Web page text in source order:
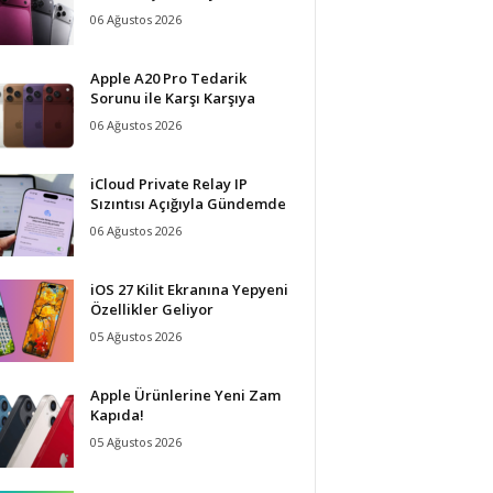
06 Ağustos 2026
Apple A20 Pro Tedarik
Sorunu ile Karşı Karşıya
06 Ağustos 2026
iCloud Private Relay IP
Sızıntısı Açığıyla Gündemde
06 Ağustos 2026
iOS 27 Kilit Ekranına Yepyeni
Özellikler Geliyor
05 Ağustos 2026
Apple Ürünlerine Yeni Zam
Kapıda!
05 Ağustos 2026